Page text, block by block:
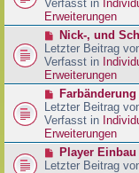
a
g
e
i
r
a
g
e
r
B
e
i
t
a
g
Verfasst in
Erweiterungen
N
e
u
e
r
B
e
i
t
a
Nick-, und
Letzter Beitrag
Verfasst in
Erweiterungen
N
e
u
e
r
B
Letzter Beitrag
Verfasst in
Erweiterungen
N
e
Player Einbau
Letzter Beitrag